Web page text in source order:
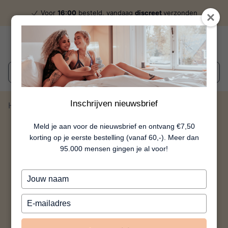
Inschrijven nieuwsbrief
Meld je aan voor de nieuwsbrief en ontvang €7,50
korting op je eerste bestelling (vanaf 60,-). Meer dan
95.000 mensen gingen je al voor!
Typ
je
naam
Typ
je
e-
Voor 16:00 besteld, vandaag discreetverzonden
Wat zoek je?
Home